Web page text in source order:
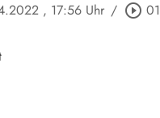
, 17:56 Uhr / play_circle_outline